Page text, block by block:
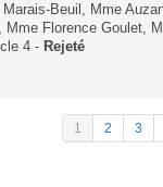
Beuil, Mme
Mme Florence Goulet,
4 - Rejeté
1 2 3